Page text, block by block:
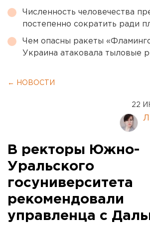
Численность человечества
постепенно сократить ради
Чем опасны ракеты
Украина атаковала тыловые
← НОВОСТИ
22
В ректоры Южно-
Уральского
госуниверситета
рекомендовали
управленца с